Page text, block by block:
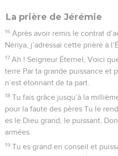
La prière de Jérémie
16 Après avoir remis le contrat
Nériya, j’adressai cette prière à
17 Ah ! Seigneur Éternel, Voici
terre Par ta grande puissance et
n’est étonnant de ta part.
18 Tu fais grâce jusqu’à la
pour la faute des pères Tu le
es le Dieu grand, le puissant,
armées.
19 Tu es grand en conseil et